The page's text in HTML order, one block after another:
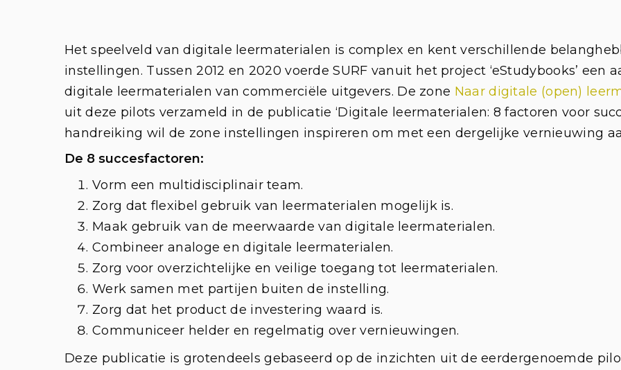
Het speelveld van digitale leermaterialen is complex en kent verschillende
instellingen. Tussen 2012 en 2020 voerde SURF vanuit het project ‘eStudybooks’
digitale leermaterialen van commerciële uitgevers. De zone Naar digitale (open)
uit deze pilots verzameld in de publicatie ‘Digitale leermaterialen: 8 factoren voor
handreiking wil de zone instellingen inspireren om met een dergelijke vernieuwing
De 8 succesfactoren:
Vorm een multidisciplinair team.
Zorg dat flexibel gebruik van leermaterialen mogelijk is.
Maak gebruik van de meerwaarde van digitale leermaterialen.
Combineer analoge en digitale leermaterialen.
Zorg voor overzichtelijke en veilige toegang tot leermaterialen.
Werk samen met partijen buiten de instelling.
Zorg dat het product de investering waard is.
Communiceer helder en regelmatig over vernieuwingen.
Deze publicatie is grotendeels gebaseerd op de inzichten uit de eerdergenoemde